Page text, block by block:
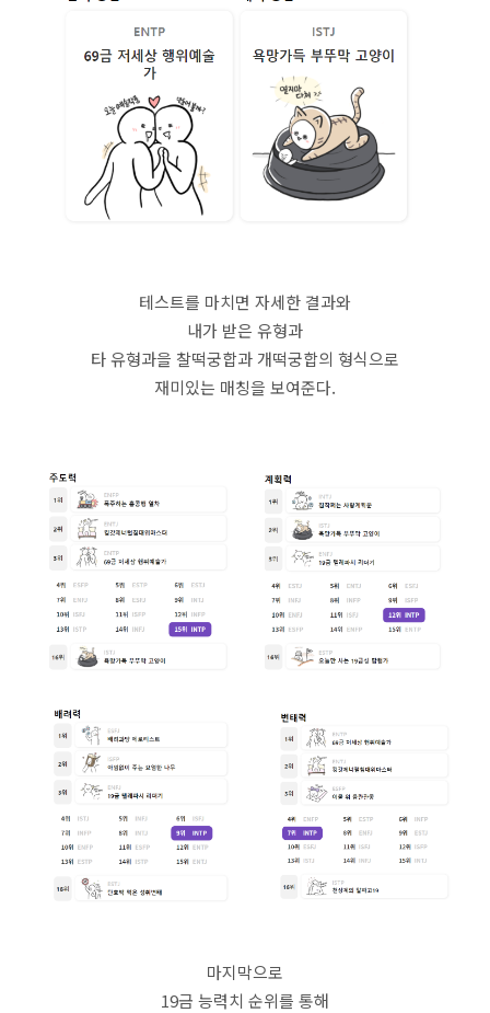
테스트를 마치면 자세한 결과와
내가 받은 유형과
타 유형과을 찰떡궁합과 개떡궁합의 형식으로
재미있는 매칭을 보여준다.
마지막으로
19금 능력치 순위를 통해